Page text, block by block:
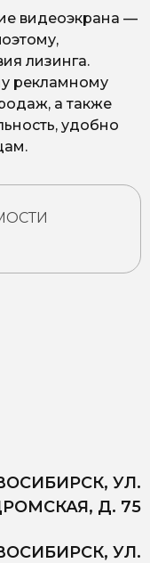
видеоэкрана —
лизинга.
рекламному
а также
удобно
УЛ.
Д. 75
УЛ.